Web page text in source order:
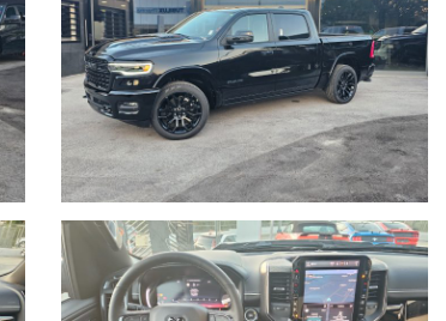
CA da 115 V XBE)
retrovisore digitale GRG, rilevamento
Info Pages JA8, sistema telecamere Surround